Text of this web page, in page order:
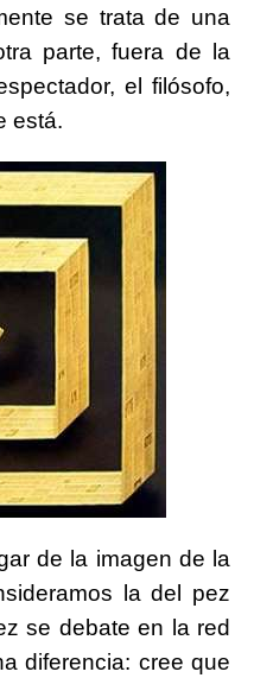
se trata de una
parte, fuera de la
el filósofo,
está.
de la imagen de la
la del pez
se debate en la red
diferencia: cree que